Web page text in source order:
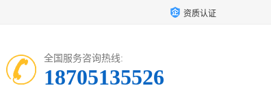
资质认证
全国服务咨询热线:
18705135526